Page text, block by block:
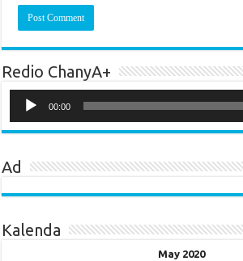
Redio ChanyA+
Player
00:00
Ad
Kalenda
May 2020